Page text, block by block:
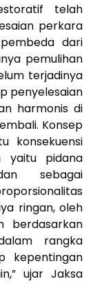
telah
perkara
dari
pemulihan
terjadinya
penyelesaian
harmonis di
Konsep
konsekuensi
yaitu pidana
sebagai
ringan, oleh
berdasarkan
rangka
kepentingan
ujar Jaksa